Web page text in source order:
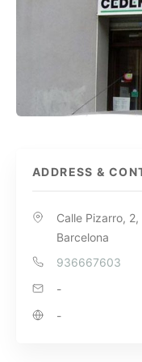
ADDRESS &
Calle Pizarro,
Barcelona
936667603
-
-